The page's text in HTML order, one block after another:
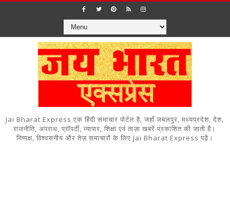
Jai Bharat Express एक हिंदी समाचार पोर्टल है, जहाँ जबलपुर, मध्यप्रदेश, देश,
राजनीति, अपराध, प्रॉपर्टी, व्यापार, शिक्षा एवं ताज़ा खबरें प्रकाशित की जाती हैं।
निष्पक्ष, विश्वसनीय और तेज़ समाचारों के लिए Jai Bharat Express पढ़ें।